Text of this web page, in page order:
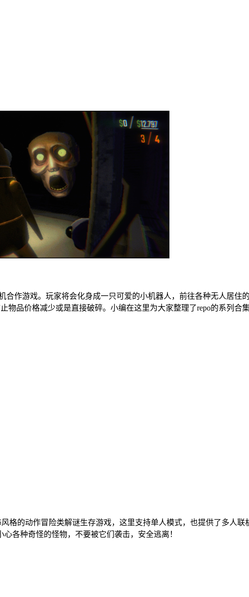
合作游戏。玩家将会化身成一只可爱的小机器人，前往各种无人居
物品价格减少或是直接破碎。小编在这里为大家整理了repo的系列合
格的动作冒险类解谜生存游戏，这里支持单人模式，也提供了多人
各种奇怪的怪物，不要被它们袭击，安全逃离！